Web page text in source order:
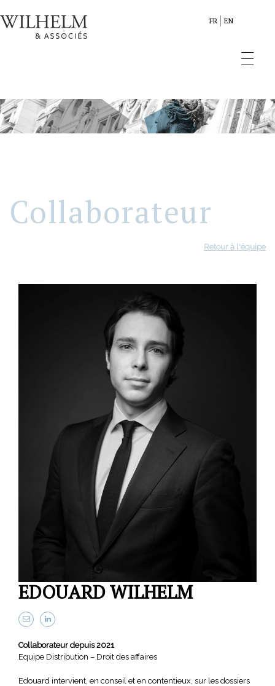
FR EN
Collaborateur
Retour à l'équipe
EDOUARD WILHELM
Collaborateur depuis 2021
Equipe Distribution – Droit des affaires
Edouard intervient, en conseil et en contentieux, sur les dossiers